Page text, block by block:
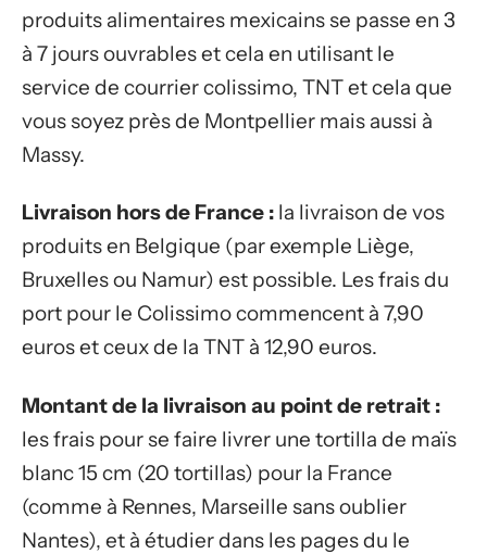
produits alimentaires mexicains se passe en 3
à 7 jours ouvrables et cela en utilisant le
service de courrier colissimo, TNT et cela que
vous soyez près de Montpellier mais aussi à
Massy.
Livraison hors de France : la livraison de vos
produits en Belgique (par exemple Liège,
Bruxelles ou Namur) est possible. Les frais du
port pour le Colissimo commencent à 7,90
euros et ceux de la TNT à 12,90 euros.
Montant de la livraison au point de retrait :
les frais pour se faire livrer une tortilla de maïs
blanc 15 cm (20 tortillas) pour la France
(comme à Rennes, Marseille sans oublier
Nantes), et à étudier dans les pages du le